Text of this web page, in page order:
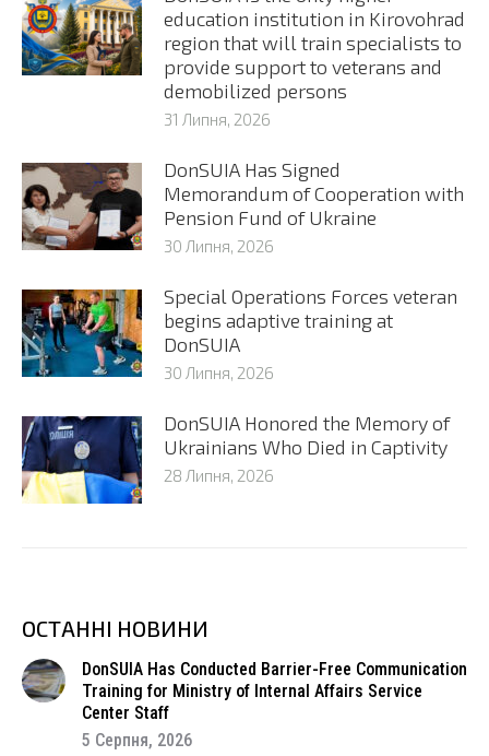
education institution in Kirovohrad
region that will train specialists to
provide support to veterans and
demobilized persons
31 Липня, 2026
DonSUIA Has Signed
Memorandum of Cooperation with
Pension Fund of Ukraine
30 Липня, 2026
Special Operations Forces veteran
begins adaptive training at
DonSUIA
30 Липня, 2026
DonSUIA Honored the Memory of
Ukrainians Who Died in Captivity
28 Липня, 2026
ОСТАННІ НОВИНИ
DonSUIA Has Conducted Barrier-Free Communication
Training for Ministry of Internal Affairs Service
Center Staff
5 Серпня, 2026